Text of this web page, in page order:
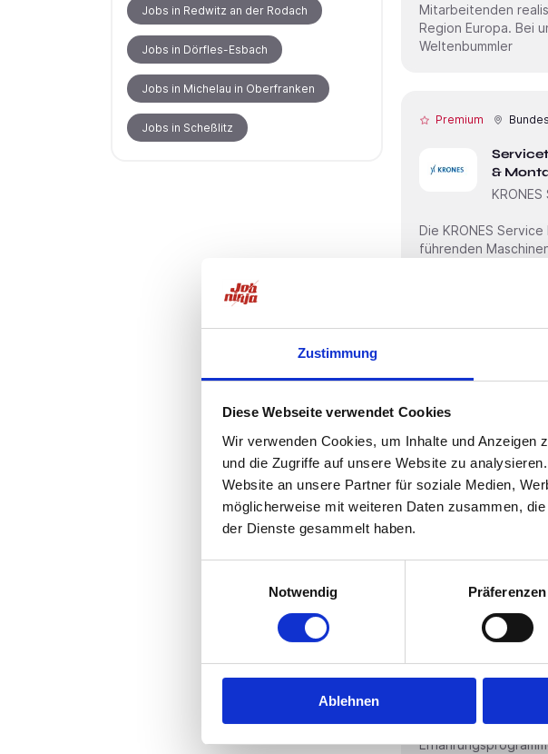
Zustimmung
Diese Webseite verwendet Cookies
Wir verwenden Cookies, um Inhalte und Anzeigen
und die Zugriffe auf unsere Website zu
Website an unsere Partner für soziale Medien,
möglicherweise mit weiteren Daten zusammen,
der Dienste gesammelt haben.
Notwendig
Präferenzen
Ablehnen
Mitarbei­tenden
Region Europa. Bei uns zählt Dein Können, nicht Dein Wohnort!Wenn Du Technik im Blut hast und als
Weltenbummler
Premium
&
Die KRONES
führenden
Mitarbei­tenden
Premium
ioe
Über uns Das Institute of Entrepreneurship berät Existenzgründer auf dem Weg in die sichere
Selbständigkeit als
unternehmen bei
Franchisegeber
Redwitz an
Das bieten wir•
Arbeitsplatz,
Jobs in Redwitz an der Rodach
Jobs in Dörfles-Esbach
Jobs in Michelau in Oberfranken
Jobs in Scheßlitz